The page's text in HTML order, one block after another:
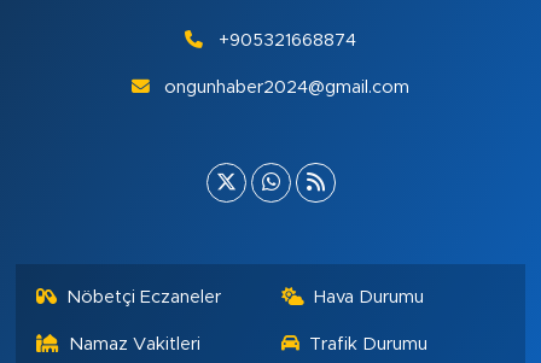
+905321668874
ongunhaber2024@gmail.com
Nöbetçi Eczaneler Hava Durumu
Namaz Vakitleri Trafik Durumu